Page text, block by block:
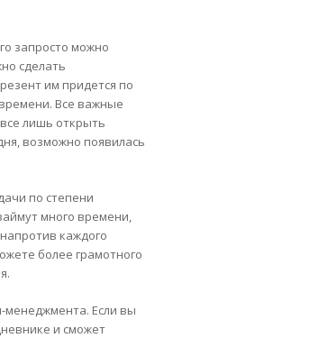
запросто можно
сделать
им придется по
Все важные
лишь открыть
возможно появилась
по степени
много времени,
каждого
более грамотного
менеджмента. Если вы
и сможет